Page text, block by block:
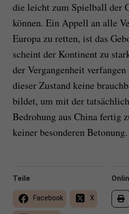
die leicht zum Spielball der
können. Ein Appell an alle
Europa zu retten, ist das
scheint der Kontinent zu
der Vergangenheit verfangen
dieser Zustand keine
bildet, um mit der
Bedrohung aus China fertig
keiner besonderen Betonung.
Teile
Facebook X